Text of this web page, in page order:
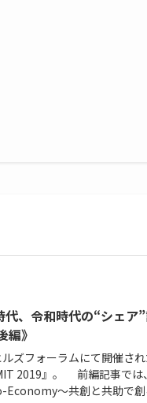
、令和時代の“シェア
》
ズフォーラムにて開催さ
2019』。 前編記事では
Economy〜共創と共助で創